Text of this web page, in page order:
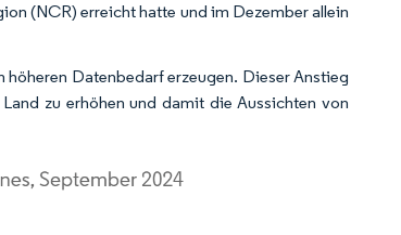
(NCR) erreicht hatte und im Dezember allein
Datenbedarf erzeugen. Dieser Anstieg
zu erhöhen und damit die Aussichten von